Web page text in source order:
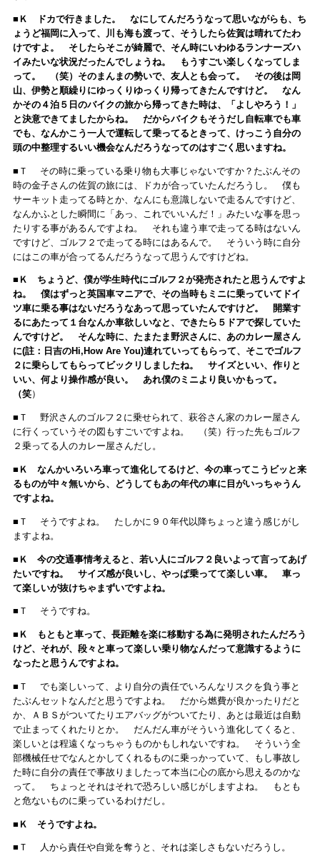
■Ｋ ドカで行きました。 なにしてんだろうなって思いながらも、ち
ょうど福岡に入って、川も海も渡って、そうしたら佐賀は晴れてたわ
けですよ。 そしたらそこが綺麗で、そん時にいわゆるランナーズハ
イみたいな状況だったんでしょうね。 もうすごい楽しくなってしま
って。 （笑）そのまんまの勢いで、友人とも会って。 その後は岡
山、伊勢と順繰りにゆっくりゆっくり帰ってきたんですけど。 なん
かその４泊５日のバイクの旅から帰ってきた時は、「よしやろう！」
と決意できてましたからね。 だからバイクもそうだし自転車でも車
でも、なんかこう一人で運転して乗ってるときって、けっこう自分の
頭の中整理するいい機会なんだろうなってのはすごく思いますね。
■Ｔ その時に乗っている乗り物も大事じゃないですか？たぶんその
時の金子さんの佐賀の旅には、ドカが合っていたんだろうし。 僕も
サーキット走ってる時とか、なんにも意識しないで走るんですけど、
なんかふとした瞬間に「あっ、これでいいんだ！」みたいな事を思っ
たりする事があるんですよね。 それも違う車で走ってる時はないん
ですけど、ゴルフ２で走ってる時にはあるんで。 そういう時に自分
にはこの車が合ってるんだろうなって思うんですけどね。
■Ｋ ちょうど、僕が学生時代にゴルフ２が発売されたと思うんですよ
ね。 僕はずっと英国車マニアで、その当時もミニに乗っていてドイ
ツ車に乗る事はないだろうなあって思っていたんですけど。 開業す
るにあたって１台なんか車欲しいなと、できたら５ドアで探していた
んですけど。 そんな時に、たまたま野沢さんに、あのカレー屋さん
に(註：日吉のHi,How Are You)連れていってもらって、そこでゴルフ
２に乗らしてもらってビックリしましたね。 サイズといい、作りと
いい、何より操作感が良い。 あれ僕のミニより良いかもって。
（笑）
■Ｔ 野沢さんのゴルフ２に乗せられて、萩谷さん家のカレー屋さん
に行くっていうその図もすごいですよね。 （笑）行った先もゴルフ
２乗ってる人のカレー屋さんだし。
■Ｋ なんかいろいろ車って進化してるけど、今の車ってこうビッと来
るものが中々無いから、どうしてもあの年代の車に目がいっちゃうん
ですよね。
■Ｔ そうですよね。 たしかに９０年代以降ちょっと違う感じがし
ますよね。
■Ｋ 今の交通事情考えると、若い人にゴルフ２良いよって言ってあげ
たいですね。 サイズ感が良いし、やっぱ乗ってて楽しい車。 車っ
て楽しいが抜けちゃまずいですよね。
■Ｔ そうですね。
■Ｋ もともと車って、長距離を楽に移動する為に発明されたんだろう
けど、それが、段々と車って楽しい乗り物なんだって意識するように
なったと思うんですよね。
■Ｔ でも楽しいって、より自分の責任でいろんなリスクを負う事と
たぶんセットなんだと思うですよね。 だから燃費が良かったりだと
か、ＡＢＳがついてたりエアバッグがついてたり、あとは最近は自動
で止まってくれたりとか。 だんだん車がそういう進化してくると、
楽しいとは程遠くなっちゃうものかもしれないですね。 そういう全
部機械任せでなんとかしてくれるものに乗っかっていて、もし事故し
た時に自分の責任で事故りましたって本当に心の底から思えるのかな
って。 ちょっとそれはそれで恐ろしい感じがしますよね。 もとも
と危ないものに乗っているわけだし。
■Ｋ そうですよね。
■Ｔ 人から責任や自覚を奪うと、それは楽しさもないだろうし。